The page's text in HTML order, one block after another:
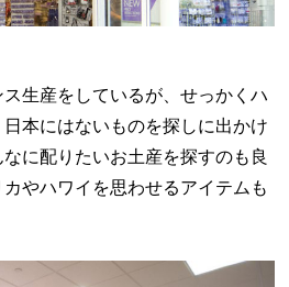
生産をしているが、せっかくハ
本にはないものを探しに出かけ
に配りたいお土産を探すのも良
やハワイを思わせるアイテムも